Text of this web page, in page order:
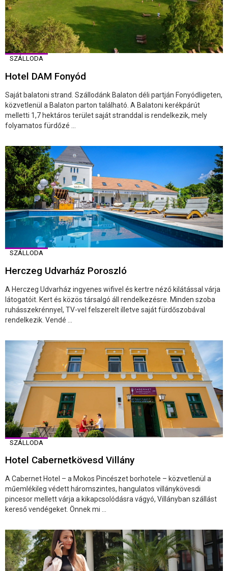
SZÁLLODA
Hotel DAM Fonyód
Saját balatoni strand. Szállodánk Balaton déli partján Fonyódligeten,
közvetlenül a Balaton parton található. A Balatoni kerékpárút
melletti 1,7 hektáros terület saját stranddal is rendelkezik, mely
folyamatos fürdőzé ...
SZÁLLODA
Herczeg Udvarház Poroszló
A Herczeg Udvarház ingyenes wifivel és kertre néző kilátással várja
látogatóit. Kert és közös társalgó áll rendelkezésre. Minden szoba
ruhásszekrénnyel, TV-vel felszerelt illetve saját fürdőszobával
rendelkezik. Vendé ...
SZÁLLODA
Hotel Cabernetkövesd Villány
A Cabernet Hotel – a Mokos Pincészet borhotele – közvetlenül a
műemlékileg védett háromszintes, hangulatos villánykövesdi
pincesor mellett várja a kikapcsolódásra vágyó, Villányban szállást
kereső vendégeket. Önnek mi ...